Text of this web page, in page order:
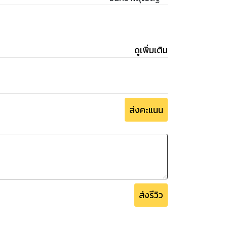
สามัญทั้งหมด”
พิการโดยเฉพาะจำนวน ๒ ฉบับ ได้แก่ พระ
ติเกี่ยวกับการคุ้มครองสิทธิของ ผู้พิการ ผู้
ทธิ “ผู้พิการ ผู้ทุพพลภาพ ผู้ด้อยโอกาส” ไว้ใน
ฎหมายดังกล่าวโดยสะดวก รวดเร็วต่อไป
ดูเพิ่มเติม
ส่งคะแนน
ส่งรีวิว